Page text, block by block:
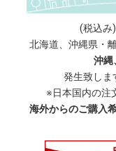
(税込み
北海道、沖縄県・
沖縄
発生致しま
※日本国内の注
海外からのご購入